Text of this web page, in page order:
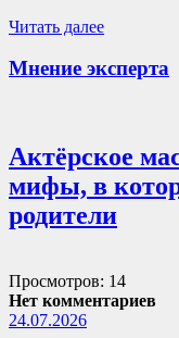
Читать далее
Мнение эксперта
Актёрское
мифы, в
родители
Просмотров: 14
Нет комментариев
24.07.2026